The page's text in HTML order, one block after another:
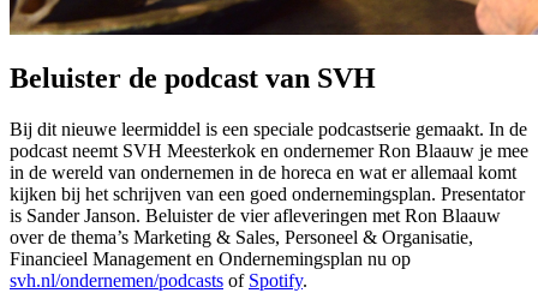
Beluister de podcast van SVH
Bij dit nieuwe leermiddel is een speciale podcastserie gemaakt. In de
podcast neemt SVH Meesterkok en ondernemer Ron Blaauw je mee
in de wereld van ondernemen in de horeca en wat er allemaal komt
kijken bij het schrijven van een goed ondernemingsplan. Presentator
is Sander Janson. Beluister de vier afleveringen met Ron Blaauw
over de thema’s Marketing & Sales, Personeel & Organisatie,
Financieel Management en Ondernemingsplan nu op
svh.nl/ondernemen/podcasts of Spotify.